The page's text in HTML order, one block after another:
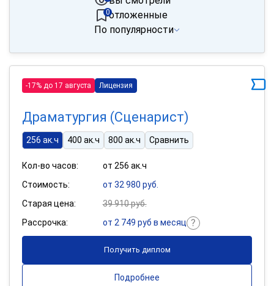
отложенные
0
По популярности
-17% до 17 августа Лицензия
Драматургия (Сценарист)
256 ак.ч 400 ак.ч 800 ак.ч Сравнить
Кол-во часов:
от 256 ак.ч
Стоимость:
от 32 980 руб.
Старая цена:
39 910 руб.
Рассрочка:
от 2 749 руб в месяц
Получить диплом
Подробнее